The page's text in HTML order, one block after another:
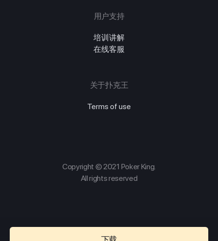
用户支持
培训讲解
在线客服
关于扑克王
Terms of use
Copyright © 2021 Poker King.
All rights reserved